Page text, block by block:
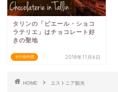
その他外国
タリンの「ピエール・ショコ
ラテリエ」はチョコレート好
きの聖地
2018年11月6日
HOME エストニア観光